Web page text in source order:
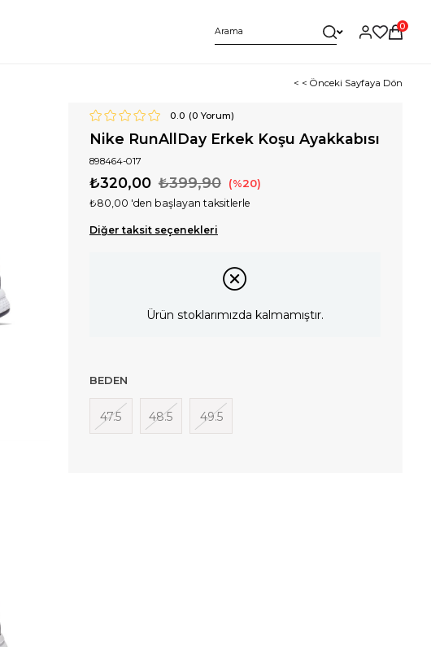
0
< < Önceki Sayfaya Dön
0.0 (0 Yorum)
Nike RunAllDay Erkek Koşu Ayakkabısı
898464-017
₺399,90
₺320,00 20
₺80,00 'den başlayan taksitlerle
Diğer taksit seçenekleri
Ürün stoklarımızda kalmamıştır.
BEDEN
47.5 48.5 49.5